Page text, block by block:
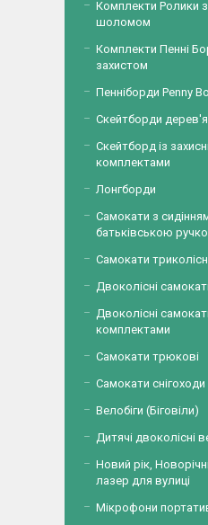
Комплекти Ролики з
шоломом
Комплекти Пенні
захистом
Пенніборди Penny
Скейтборди
Скейтборд із
комплектами
Лонгборди
Самокати з
батьківською
Самокати
Двоколісні
Двоколісні
комплектами
Самокати трюкові
Самокати снігоходи
Велобіги (Біговіли)
Дитячі двоколісні
Новий рік,
лазер для вулиці
Мікрофони